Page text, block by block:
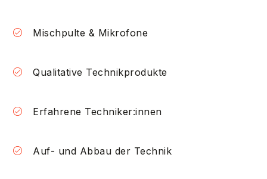
Mischpulte & Mikrofone
Qualitative Technikprodukte
Erfahrene Techniker:innen
Auf- und Abbau der Technik